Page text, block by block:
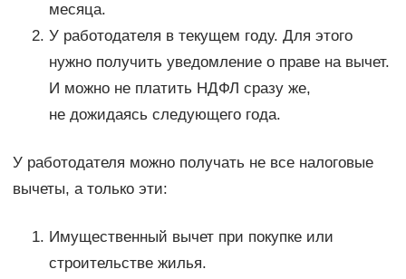
месяца.
У работодателя в текущем году. Для этого
нужно получить уведомление о праве на вычет.
И можно не платить НДФЛ сразу же,
не дожидаясь следующего года.
У работодателя можно получать не все налоговые
вычеты, а только эти:
Имущественный вычет при покупке или
строительстве жилья.